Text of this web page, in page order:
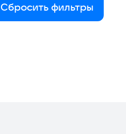
Сбросить фильтры